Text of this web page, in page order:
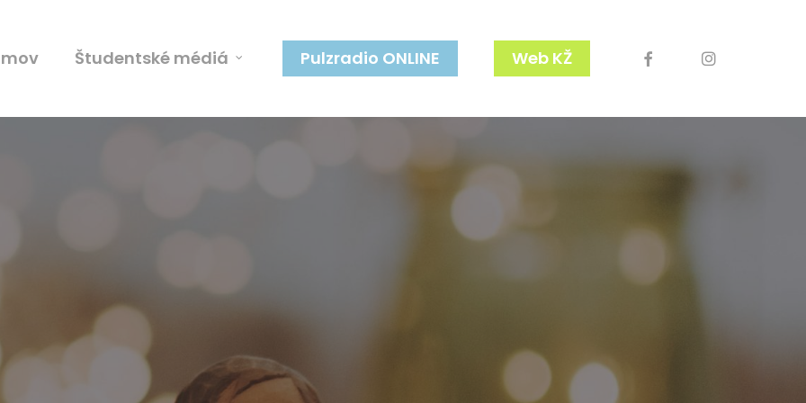
Študentské médiá Pulzradio ONLINE Web KŽ facebook
youtubeinstagram